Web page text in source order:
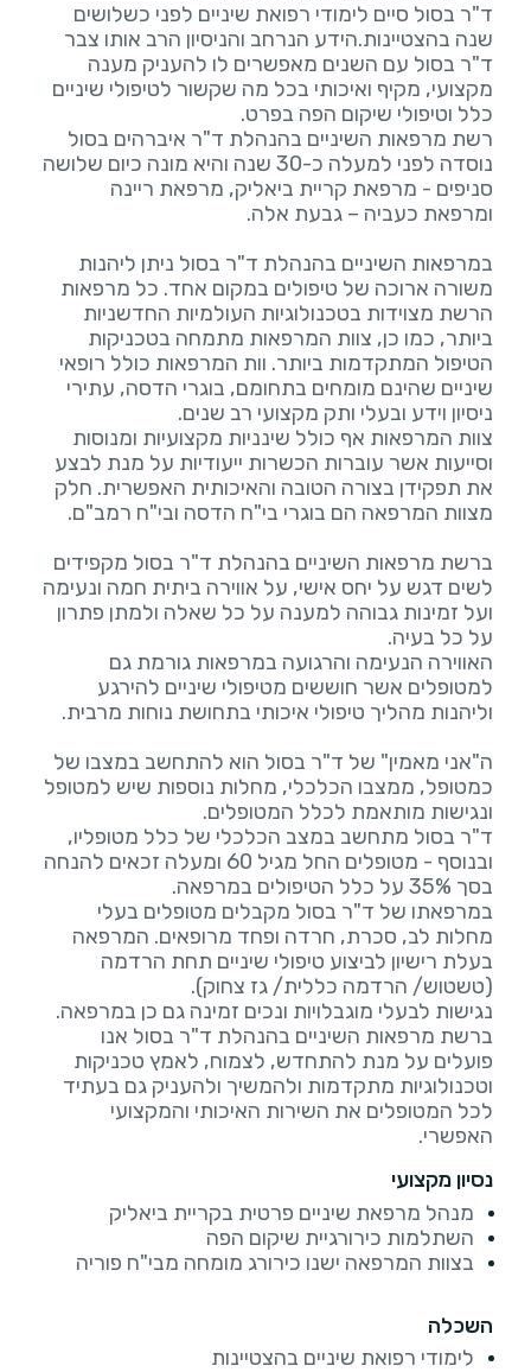
ד"ר בסול סיים לימודי רפואת שיניים לפני כשלושים
שנה בהצטיינות.הידע הנרחב והניסיון הרב אותו צבר
ד"ר בסול עם השנים מאפשרים לו להעניק מענה
מקצועי, מקיף ואיכותי בכל מה שקשור לטיפולי שיניים
רשת מרפאות השיניים בהנהלת ד"ר איברהים בסול
נוסדה לפני למעלה כ-30 שנה והיא מונה כיום שלושה
סניפים - מרפאת קריית ביאליק, מרפאת ריינה
במרפאות השיניים בהנהלת ד"ר בסול ניתן ליהנות
משורה ארוכה של טיפולים במקום אחד. כל מרפאות
הרשת מצוידות בטכנולוגיות העולמיות החדשניות
ביותר, כמו כן, צוות המרפאות מתמחה בטכניקות
הטיפול המתקדמות ביותר. וות המרפאות כולל רופאי
שיניים שהינם מומחים בתחומם, בוגרי הדסה, עתירי
צוות המרפאות אף כולל שינניות מקצועיות ומנוסות
וסייעות אשר עוברות הכשרות ייעודיות על מנת לבצע
את תפקידן בצורה הטובה והאיכותית האפשרית. חלק
ברשת מרפאות השיניים בהנהלת ד"ר בסול מקפידים
לשים דגש על יחס אישי, על אווירה ביתית חמה ונעימה
ועל זמינות גבוהה למענה על כל שאלה ולמתן פתרון
האווירה הנעימה והרגועה במרפאות גורמת גם
למטופלים אשר חוששים מטיפולי שיניים להירגע
ה"אני מאמין" של ד"ר בסול הוא להתחשב במצבו של
כמטופל, ממצבו הכלכלי, מחלות נוספות שיש למטופל
ד"ר בסול מתחשב במצב הכלכלי של כלל מטופליו,
ובנוסף - מטופלים החל מגיל 60 ומעלה זכאים להנחה
במרפאתו של ד"ר בסול מקבלים מטופלים בעלי
מחלות לב, סכרת, חרדה ופחד מרופאים. המרפאה
בעלת רישיון לביצוע טיפולי שיניים תחת הרדמה
ברשת מרפאות השיניים בהנהלת ד"ר בסול אנו
פועלים על מנת להתחדש, לצמוח, לאמץ טכניקות
וטכנולוגיות מתקדמות ולהמשיך ולהעניק גם בעתיד
לכל המטופלים את השירות האיכותי והמקצועי
האפשרי.
נסיון מקצועי
מנהל מרפאת שיניים פרטית בקריית ביאליק
השתלמות כירורגיית שיקום הפה
בצוות המרפאה ישנו כירורג מומחה מבי"ח פוריה
השכלה
לימודי רפואת שיניים בהצטיינות